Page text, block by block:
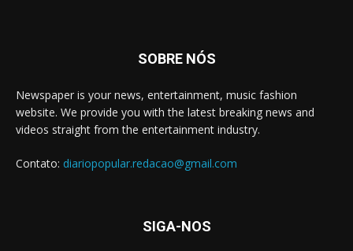
SOBRE NÓS
Newspaper is your news, entertainment, music fashion
website. We provide you with the latest breaking news and
videos straight from the entertainment industry.
Contato: diariopopular.redacao@gmail.com
SIGA-NOS